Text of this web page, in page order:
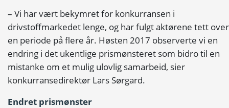
– Vi har vært bekymret for konkurransen i
drivstoffmarkedet lenge, og har fulgt aktørene tett over
en periode på flere år. Høsten 2017 observerte vi en
endring i det ukentlige prismønsteret som bidro til en
mistanke om et mulig ulovlig samarbeid, sier
konkurransedirektør Lars Sørgard.
Endret prismønster